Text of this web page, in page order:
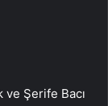
ve Şerife Bacı